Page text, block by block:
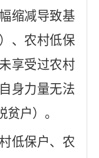
缩减导致基
、农村低保
享受过农村
身力量无法
户）。
低保户、农